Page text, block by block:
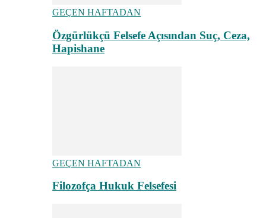
GEÇEN HAFTADAN
Özgürlükçü Felsefe Açısından Suç, Ceza,
Hapishane
GEÇEN HAFTADAN
Filozofça Hukuk Felsefesi